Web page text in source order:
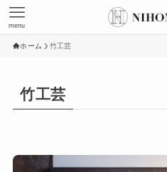
menu
ホーム 竹工芸
竹工芸